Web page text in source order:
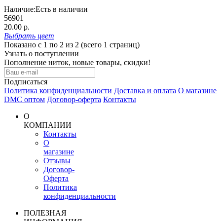
Наличие:Есть в наличии
56901
20.00 р.
Выбрать цвет
Показано с 1 по 2 из 2 (всего 1 страниц)
Узнать о поступлении
Пополнение ниток, новые товары, скидки!
Подписаться
Политика конфиденциальности Доставка и оплата О магазине
DMC оптом Договор-оферта Контакты
О
КОМПАНИИ
Контакты
О
магазине
Отзывы
Договор-
Оферта
Политика
конфиденциальности
ПОЛЕЗНАЯ